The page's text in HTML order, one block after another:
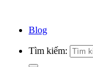
Blog
Tìm kiếm: